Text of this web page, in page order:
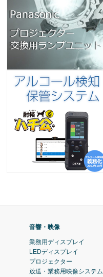
音響・映像
業務用ディスプレイ
LEDディスプレイ
プロジェクター
放送・業務用映像システム